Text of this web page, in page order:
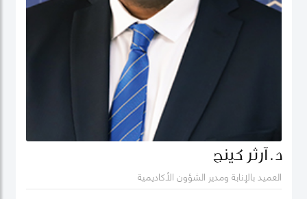
د. آرثر كينج
العميد بالإنابة ومدير الشؤون الأكاديمية